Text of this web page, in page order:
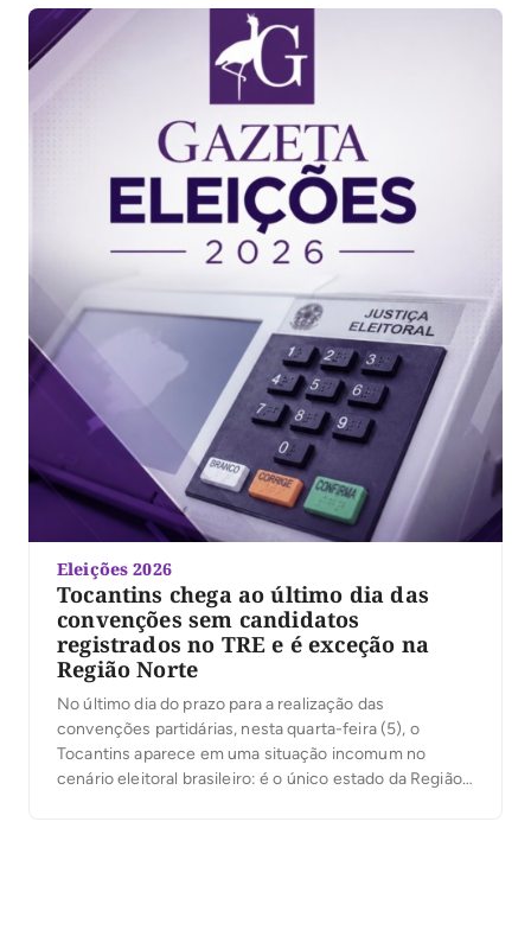
Wanderlei Barbosa e do pré-candidato a vice, Atos
Gomes (Republicanos). Em discurso, Dorinha […]
Eleições 2026
Tocantins chega ao último dia das
convenções sem candidatos
registrados no TRE e é exceção na
Região Norte
No último dia do prazo para a realização das
convenções partidárias, nesta quarta-feira (5), o
Tocantins aparece em uma situação incomum no
cenário eleitoral brasileiro: é o único estado da Região